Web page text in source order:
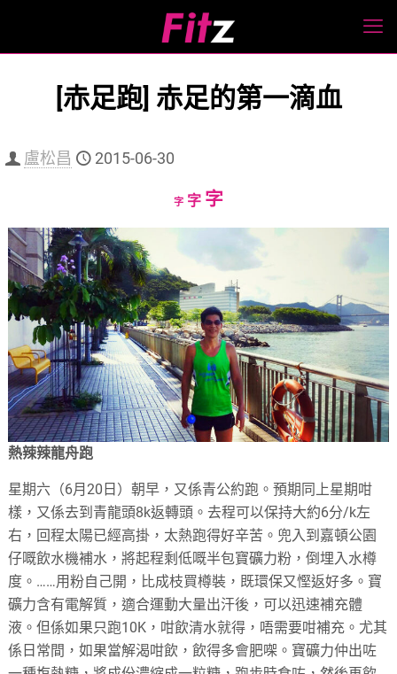
[赤足跑] 赤足的第一滴血
盧松昌 2015-06-30
字Decrease
字Reset
字Increase
size.
熱辣辣龍舟跑
星期六（6月20日）朝早，又係青公約跑。預期同上星期咁
樣，又係去到青龍頭8k返轉頭。去程可以保持大約6分/k左
右，回程太陽已經高掛，太熱跑得好辛苦。兜入到嘉頓公園
仔嘅飲水機補水，將起程剩低嘅半包寶礦力粉，倒埋入水樽
度。……用粉自己開，比成枝買樽裝，既環保又慳返好多。寶
礦力含有電解質，適合運動大量出汗後，可以迅速補充體
液。但係如果只跑10K，咁飲清水就得，唔需要咁補充。尤其
係日常間，如果當解渴咁飲，飲得多會肥㗎。寶礦力仲出咗